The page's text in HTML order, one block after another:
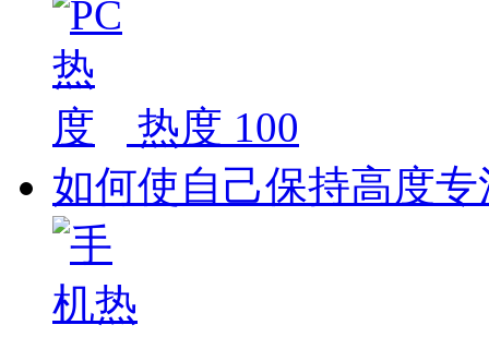
热度 100
如何使自己保持高度